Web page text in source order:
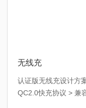
无线充
认证版无线充设计方
QC2.0快充协议 > 兼